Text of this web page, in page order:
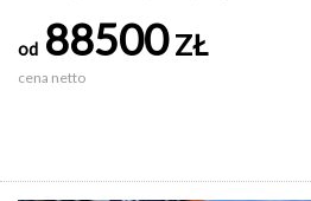
od 88500ZŁ
cena netto